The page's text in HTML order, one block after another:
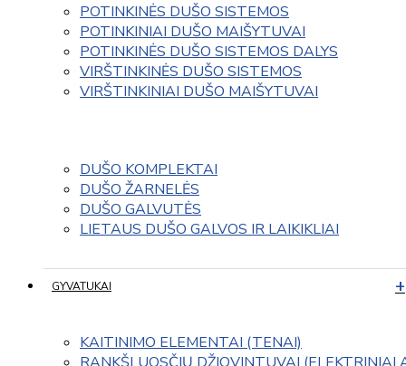
POTINKINĖS DUŠO SISTEMOS
POTINKINIAI DUŠO MAIŠYTUVAI
POTINKINĖS DUŠO SISTEMOS DALYS
VIRŠTINKINĖS DUŠO SISTEMOS
VIRŠTINKINIAI DUŠO MAIŠYTUVAI
DUŠO KOMPLEKTAI
DUŠO ŽARNELĖS
DUŠO GALVUTĖS
LIETAUS DUŠO GALVOS IR LAIKIKLIAI
GYVATUKAI
KAITINIMO ELEMENTAI (TENAI)